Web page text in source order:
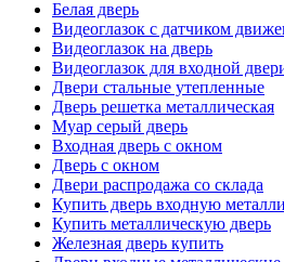
Белая дверь
Видеоглазок с датчиком
Видеоглазок на дверь
Видеоглазок для входной
Двери стальные утепленные
Дверь решетка металлическая
Муар серый дверь
Входная дверь с окном
Дверь с окном
Двери распродажа со склада
Купить дверь входную
Купить металлическую дверь
Железная дверь купить